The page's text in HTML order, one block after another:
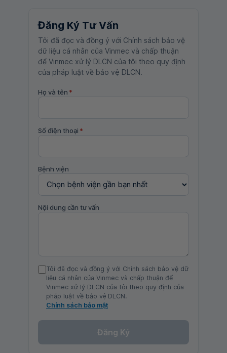
Đăng Ký Tư Vấn
Tôi đã đọc và đồng ý với Chính sách bảo vệ
dữ liệu cá nhân của Vinmec và chấp thuận
để Vinmec xử lý DLCN của tôi theo quy định
của pháp luật về bảo vệ DLCN.
Họ và tên *
Số điện thoại *
Bệnh viện
Nội dung cần tư vấn
Tôi đã đọc và đồng ý với Chính sách bảo vệ dữ
liệu cá nhân của Vinmec và chấp thuận để
Vinmec xử lý DLCN của tôi theo quy định của
pháp luật về bảo vệ DLCN.
Chính sách bảo mật
Đăng Ký